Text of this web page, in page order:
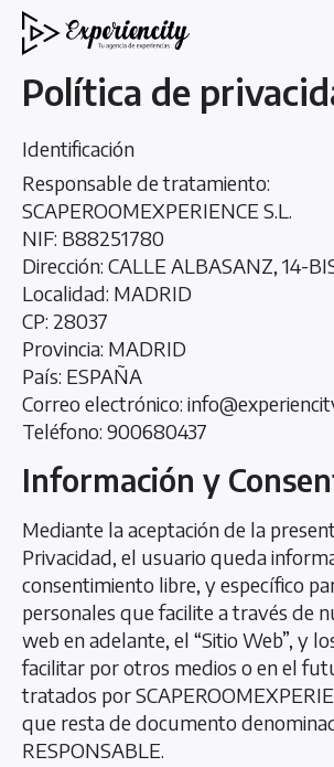
Política de
Identificación
Responsable de tratamiento:
SCAPEROOMEXPERIENCE S.L.
NIF: B88251780
Dirección: CALLE ALBASANZ, 14-
Localidad: MADRID
CP: 28037
Provincia: MADRID
País: ESPAÑA
Correo electrónico:
Teléfono: 900680437
Información y
Mediante la aceptación de la
Privacidad, el usuario queda
consentimiento libre, y específico
personales que facilite a través de
web en adelante, el “Sitio Web”, y
facilitar por otros medios o en el
tratados por
que resta de documento
RESPONSABLE.